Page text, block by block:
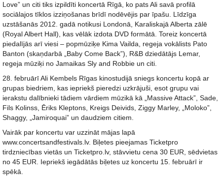
Love” un citi tiks izpildīti koncertā Rīgā, ko pats Ali savā profilā
sociālajos tīklos izziņošanas brīdī nodēvējis par īpašu. Līdzīga
uzstāšanās 2012. gadā notikusi Londonā, Karaliskajā Alberta zālē
(Royal Albert Hall), kas vēlāk izdota DVD formātā. Toreiz koncertā
piedalījās arī viesi – popmūziķe Kima Vailda, regeja vokālists Pato
Banton (skaņdarbā „Baby Come Back”), R&B dziedātājs Lemar,
regeja mūziķi no Jamaikas Sly and Robbie un citi.
28. februārī Ali Kembels Rīgas kinostudijā sniegs koncertu kopā ar
grupas biedriem, kas iepriekš pieredzi uzkrājuši, esot grupu vai
ierakstu dalībnieki tādiem vārdiem mūzikā kā „Massive Attack”, Sade,
Fils Kolinss, Ēriks Kleptons, Kreigs Deivids, Ziggy Marley, „Moloko”,
Shaggy, „Jamiroquai” un daudziem citiem.
Vairāk par koncertu var uzzināt mājas lapā
www.concertsandfestivals.lv. Biļetes pieejamas Ticketpro
tirdzniecības vietās un Ticketpro.lv, stāvvietu cena 30 EUR, sēdvietas
no 45 EUR. Iepriekš iegādātās biļetes uz koncertu 15. februārī ir
spēkā.